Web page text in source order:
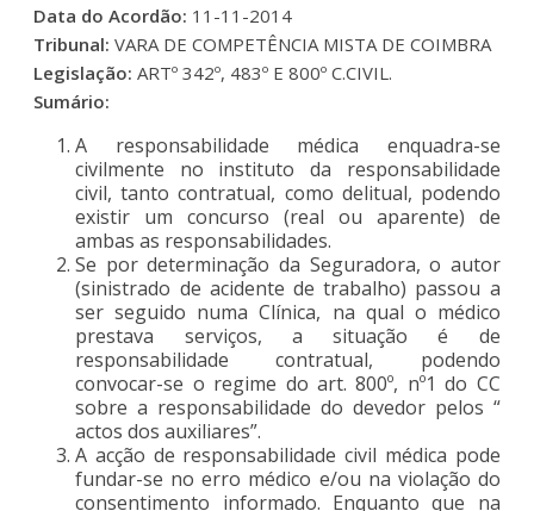
Data do Acordão: 11-11-2014
Tribunal:VARA DE COMPETÊNCIA MISTA DE COIMBRA
Legislação:ARTº 342º, 483º E 800º C.CIVIL.
Sumário:
A responsabilidade médica enquadra-se
civilmente no instituto da responsabilidade
civil, tanto contratual, como delitual, podendo
existir um concurso (real ou aparente) de
ambas as responsabilidades.
Se por determinação da Seguradora, o autor
(sinistrado de acidente de trabalho) passou a
ser seguido numa Clínica, na qual o médico
prestava serviços, a situação é de
responsabilidade contratual, podendo
convocar-se o regime do art. 800º, nº1 do CC
sobre a responsabilidade do devedor pelos “
actos dos auxiliares”.
A acção de responsabilidade civil médica pode
fundar-se no erro médico e/ou na violação do
consentimento informado. Enquanto que na